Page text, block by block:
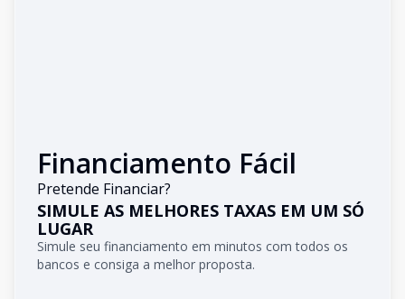
Financiamento Fácil
Pretende Financiar?
SIMULE AS MELHORES TAXAS EM UM SÓ
LUGAR
Simule seu financiamento em minutos com todos os
bancos e consiga a melhor proposta.